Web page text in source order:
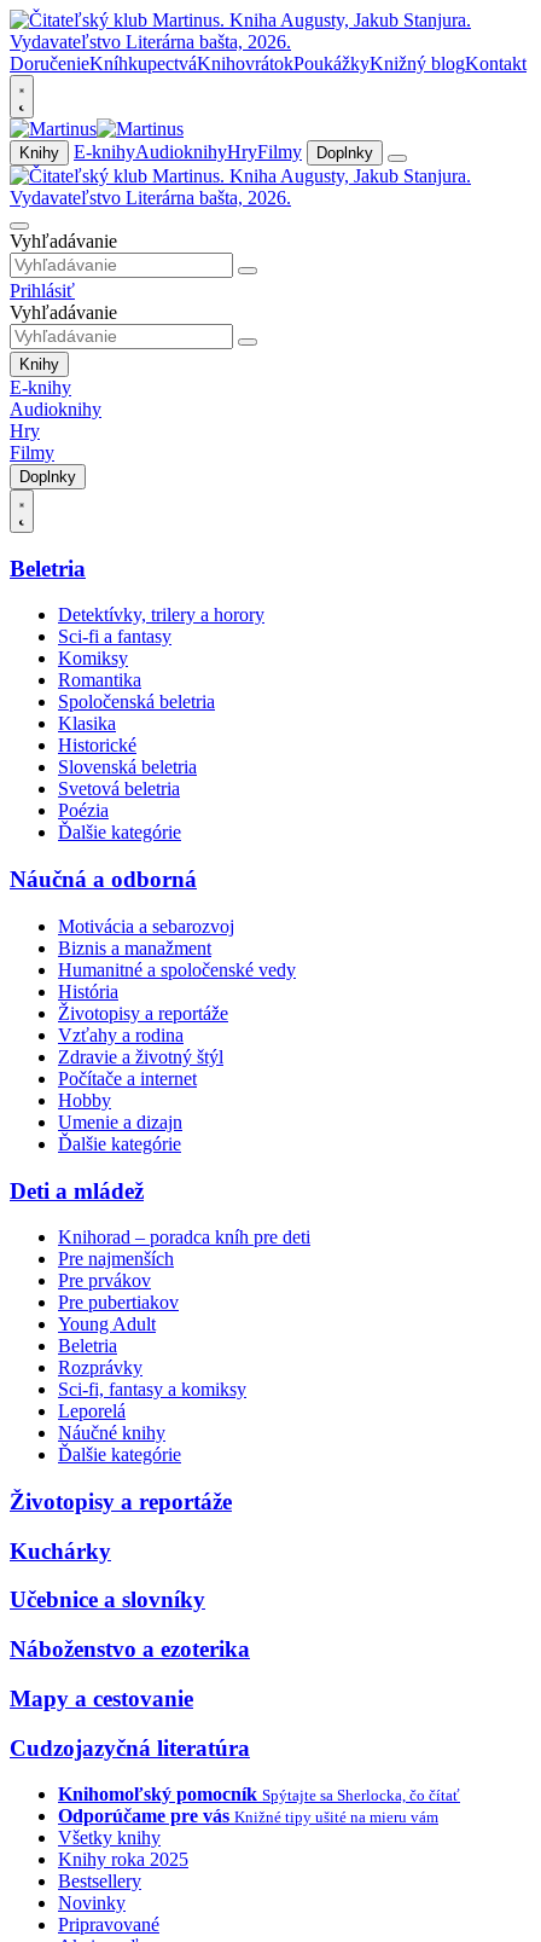
DoručenieKníhkupectváKnihovrátokPoukážkyKnižný blogKontakt
Knihy E-knihyAudioknihyHryFilmy Doplnky
Vyhľadávanie
Prihlásiť
Vyhľadávanie
Knihy
E-knihy
Audioknihy
Hry
Filmy
Doplnky
Beletria
Detektívky, trilery a horory
Sci-fi a fantasy
Komiksy
Romantika
Spoločenská beletria
Klasika
Historické
Slovenská beletria
Svetová beletria
Poézia
Ďalšie kategórie
Náučná a odborná
Motivácia a sebarozvoj
Biznis a manažment
Humanitné a spoločenské vedy
História
Životopisy a reportáže
Vzťahy a rodina
Zdravie a životný štýl
Počítače a internet
Hobby
Umenie a dizajn
Ďalšie kategórie
Deti a mládež
Knihorad – poradca kníh pre deti
Pre najmenších
Pre prvákov
Pre pubertiakov
Young Adult
Beletria
Rozprávky
Sci-fi, fantasy a komiksy
Leporelá
Náučné knihy
Ďalšie kategórie
Životopisy a reportáže
Kuchárky
Učebnice a slovníky
Náboženstvo a ezoterika
Mapy a cestovanie
Cudzojazyčná literatúra
Knihomoľský pomocník Spýtajte sa Sherlocka, čo čítať
Odporúčame pre vás Knižné tipy ušité na mieru vám
Všetky knihy
Knihy roka 2025
Bestsellery
Novinky
Pripravované